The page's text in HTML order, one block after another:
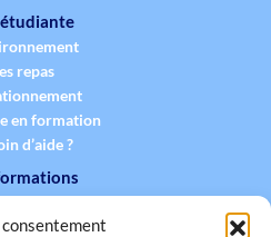
repas
en formation
d’aide ?
infirmière
aide-soignante